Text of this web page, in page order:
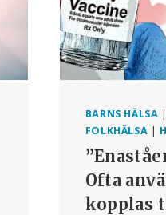
BARNS HÄLSA |
FOLKHÄLSA |
Ofta
kopplas